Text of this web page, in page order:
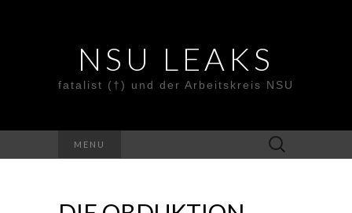
NSU LEAKS
fatalist (†) und der Arbeitskreis NSU
MENU
Suche
nach: